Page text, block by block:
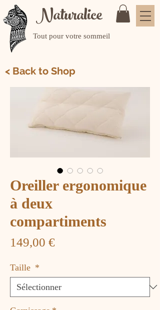
Naturalice
Tout pour votre sommeil
Oreiller ergonomique
à deux
compartiments
149,00 €
Taille *
< Back to Shop